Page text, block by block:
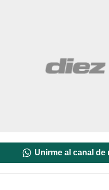
Unirme al canal de